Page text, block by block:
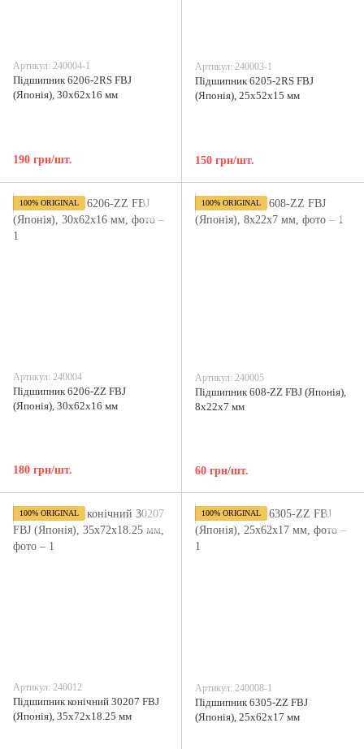
Артикул: 240004-1
Підшипник 6206-2RS FBJ
(Японія), 30x62x16 мм
190 грн/шт.
Артикул: 240003-1
Підшипник 6205-2RS FBJ
(Японія), 25x52x15 мм
150 грн/шт.
100% ORIGINAL
Артикул: 240004
Підшипник 6206-ZZ FBJ
(Японія), 30x62x16 мм
180 грн/шт.
100% ORIGINAL
Артикул: 240005
Підшипник 608-ZZ FBJ (Японія),
8x22x7 мм
60 грн/шт.
100% ORIGINAL
Артикул: 240012
Підшипник конічний 30207 FBJ
(Японія), 35х72х18.25 мм
100% ORIGINAL
Артикул: 240008-1
Підшипник 6305-ZZ FBJ
(Японія), 25x62x17 мм